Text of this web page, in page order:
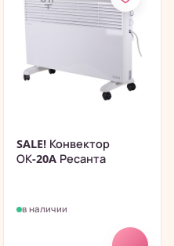
SALE! Конвектор
ОК-20A Ресанта
в наличии